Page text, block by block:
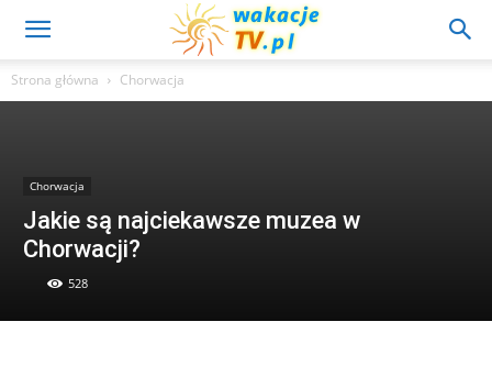
Strona główna Chorwacja
Chorwacja
Jakie są najciekawsze muzea w
Chorwacji?
528